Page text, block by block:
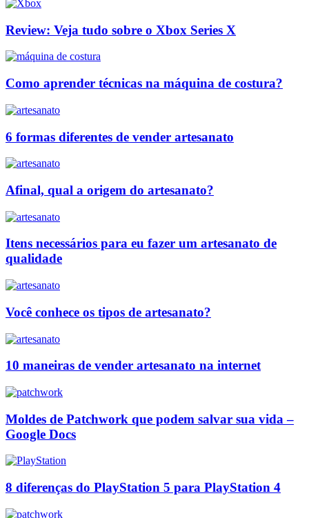
Review: Veja tudo sobre o Xbox Series X
Como aprender técnicas na máquina de costura?
6 formas diferentes de vender artesanato
Afinal, qual a origem do artesanato?
Itens necessários para eu fazer um artesanato de
qualidade
Você conhece os tipos de artesanato?
10 maneiras de vender artesanato na internet
Moldes de Patchwork que podem salvar sua vida –
Google Docs
8 diferenças do PlayStation 5 para PlayStation 4